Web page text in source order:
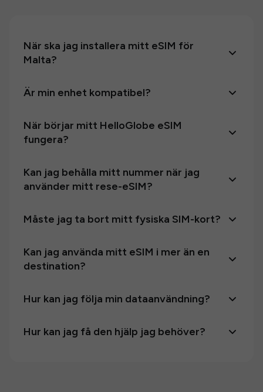
När ska jag installera mitt eSIM för
Malta?
Är min enhet kompatibel?
När börjar mitt HelloGlobe eSIM
fungera?
Kan jag behålla mitt nummer när jag
använder mitt rese-eSIM?
Måste jag ta bort mitt fysiska SIM-kort?
Kan jag använda mitt eSIM i mer än en
destination?
Hur kan jag följa min dataanvändning?
Hur kan jag få den hjälp jag behöver?